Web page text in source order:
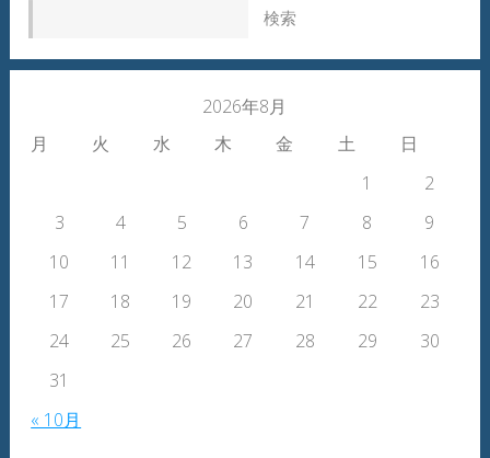
2026年8月
月
火 水 木 金 土 日
« 10月
1
2
3
4 5 6 7 8
9
10
11 12 13 14 15
16
17
18 19 20 21 22
23
24
25 26 27 28 29
30
31